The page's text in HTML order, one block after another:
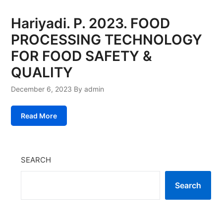
Hariyadi. P. 2023. FOOD
PROCESSING TECHNOLOGY
FOR FOOD SAFETY &
QUALITY
December 6, 2023 By admin
Read More
SEARCH
Search